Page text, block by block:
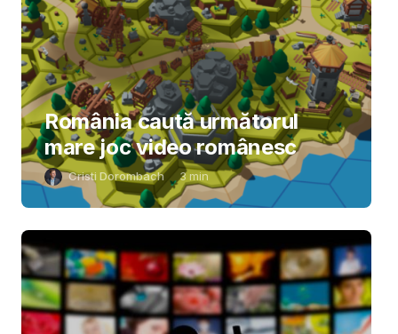
România caută următorul
mare joc video românesc
Cristi Dorombach 3min